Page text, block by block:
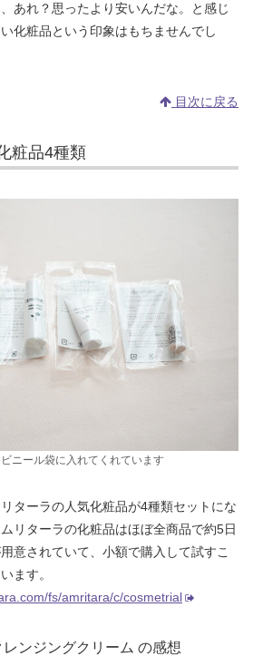
あれ？思ったより安いんだな。と感じ
化粧品という印象はもちませんでし
目次に戻る
粧品4種類
ニール袋に入れてくれています
ターラの人気化粧品が4種類セットにな
リターラの化粧品はほぼ全商品で約5日
意されていて、小額で購入して試すこ
ます。
fs/amritara/c/cosmetrial
ンジングクリーム の感想